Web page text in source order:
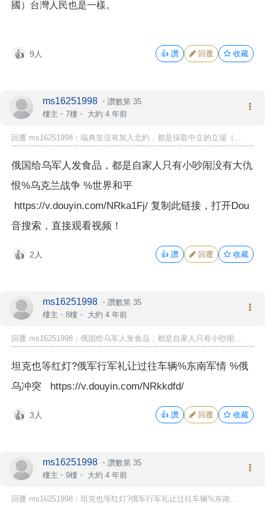
國）台灣人民也是一樣。
👍 9人 👍 讚 回覆 收藏
ms16251998 ・ 讚數第 35
樓主 ・7樓・ 大約 4 年前
回覆 ms16251998：瑞典並沒有加入北約，都是採取中立的立場（...
俄国给乌军人发食品，都是自家人只有小吵闹没有大仇
恨%乌克兰战争 %世界和平
https://v.douyin.com/NRka1Fj/ 复制此链接，打开Dou
音搜索，直接观看视频！
👍 2人 👍 讚 回覆 收藏
ms16251998 ・ 讚數第 35
樓主 ・8樓・ 大約 4 年前
回覆 ms16251998：俄国给乌军人发食品，都是自家人只有小吵闹...
坦克也等红灯?俄军行军礼让过往车辆%东南军情 %俄
乌冲突 https://v.douyin.com/NRkkdfd/
👍 3人 👍 讚 回覆 收藏
ms16251998 ・ 讚數第 35
樓主 ・9樓・ 大約 4 年前
回覆 ms16251998：坦克也等红灯?俄军行军礼让过往车辆%东南...